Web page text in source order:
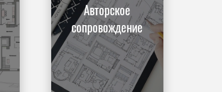
Авторское
сопровождение